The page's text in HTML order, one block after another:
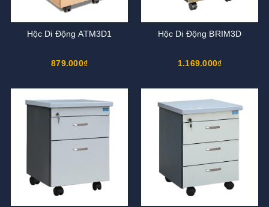
Hộc Di Động ATM3D1
879.000₫
Hộc Di Động BRIM3D
1.169.000₫